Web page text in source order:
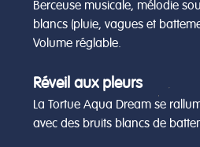
Berceuse musicale, mélodie
blancs (pluie, vagues et
Volume réglable.
Réveil aux pleurs
La Tortue Aqua Dream se
avec des bruits blancs de